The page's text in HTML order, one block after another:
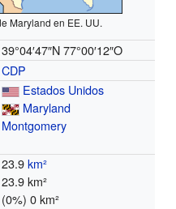
Maryland en EE. UU.
39°04′47″N 77°00′12″O
CDP
Estados Unidos
Maryland
Montgomery
23.9km²
23.9 km²
(0%) 0 km²